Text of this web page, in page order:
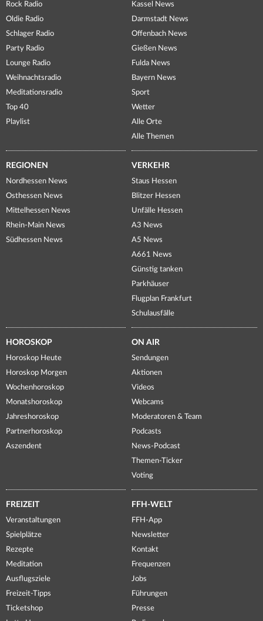
Rock Radio
Oldie Radio
Schlager Radio
Party Radio
Lounge Radio
Weihnachtsradio
Meditationsradio
Top 40
Playlist
Kassel News
Darmstadt News
Offenbach News
Gießen News
Fulda News
Bayern News
Sport
Wetter
Alle Orte
Alle Themen
REGIONEN
Nordhessen News
Osthessen News
Mittelhessen News
Rhein-Main News
Südhessen News
VERKEHR
Staus Hessen
Blitzer Hessen
Unfälle Hessen
A3 News
A5 News
A661 News
Günstig tanken
Parkhäuser
Flugplan Frankfurt
Schulausfälle
HOROSKOP
Horoskop Heute
Horoskop Morgen
Wochenhoroskop
Monatshoroskop
Jahreshoroskop
Partnerhoroskop
Aszendent
ON AIR
Sendungen
Aktionen
Videos
Webcams
Moderatoren & Team
Podcasts
News-Podcast
Themen-Ticker
Voting
FREIZEIT
Veranstaltungen
Spielplätze
Rezepte
Meditation
Ausflugsziele
Freizeit-Tipps
Ticketshop
FFH-WELT
FFH-App
Newsletter
Kontakt
Frequenzen
Jobs
Führungen
Presse